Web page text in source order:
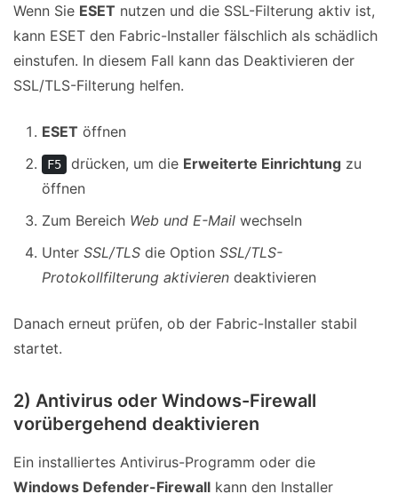
Wenn Sie ESET nutzen und die SSL-Filterung aktiv ist,
kann ESET den Fabric-Installer fälschlich als schädlich
einstufen. In diesem Fall kann das Deaktivieren der
SSL/TLS-Filterung helfen.
ESET öffnen
F5 drücken, um die Erweiterte Einrichtung zu
öffnen
Zum Bereich Web und E-Mail wechseln
Unter SSL/TLS die Option SSL/TLS-
Protokollfilterung aktivieren deaktivieren
Danach erneut prüfen, ob der Fabric-Installer stabil
startet.
2) Antivirus oder Windows-Firewall
vorübergehend deaktivieren
Ein installiertes Antivirus-Programm oder die
Windows Defender-Firewall kann den Installer